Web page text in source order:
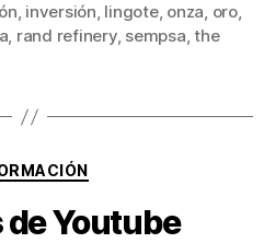
, inversión, lingote, onza, oro,
, rand refinery, sempsa,the
Categorías
de Youtube